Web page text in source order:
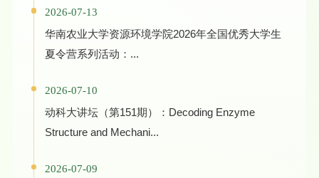
2026-07-13
华南农业大学资源环境学院2026年全国优秀大学生
夏令营系列活动：...
2026-07-10
动科大讲坛（第151期）：Decoding Enzyme
Structure and Mechani...
2026-07-09